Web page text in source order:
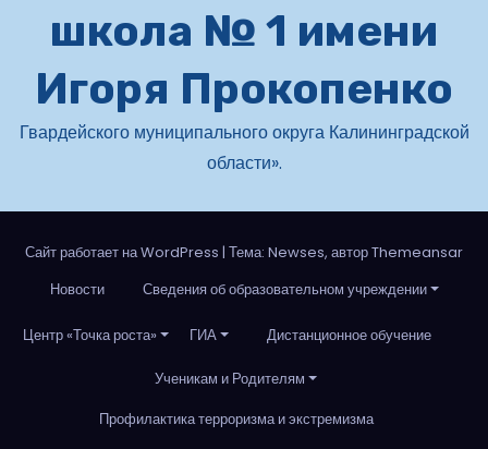
школа № 1 имени
Игоря Прокопенко
Гвардейского муниципального округа Калининградской
области».
Сайт работает на WordPress | Тема: Newses, автор Themeansar
Новости
Сведения об образовательном учреждении
Центр «Точка роста» ГИА Дистанционное обучение
Ученикам и Родителям
Профилактика терроризма и экстремизма